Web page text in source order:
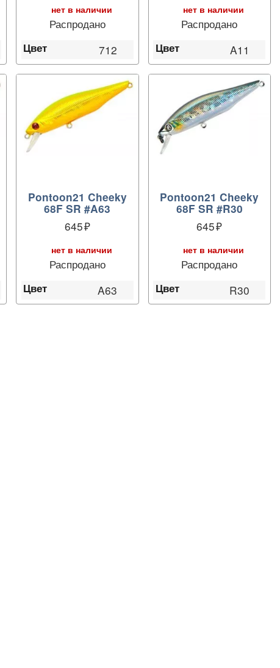
нет в наличии
Распродано
Цвет 712
нет в наличии
Распродано
Цвет A11
Pontoon21 Cheeky
68F SR #A63
645
нет в наличии
Распродано
Цвет A63
Pontoon21 Cheeky
68F SR #R30
645
нет в наличии
Распродано
Цвет R30